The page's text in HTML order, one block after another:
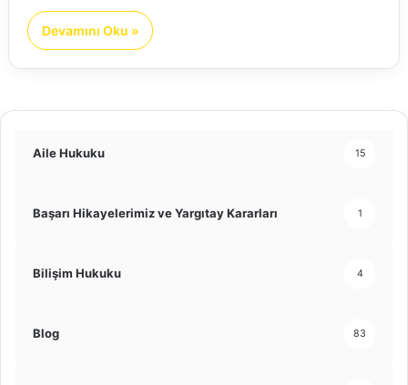
Devamını Oku »
Aile Hukuku 15
Başarı Hikayelerimiz ve Yargıtay Kararları 1
Bilişim Hukuku 4
Blog 83